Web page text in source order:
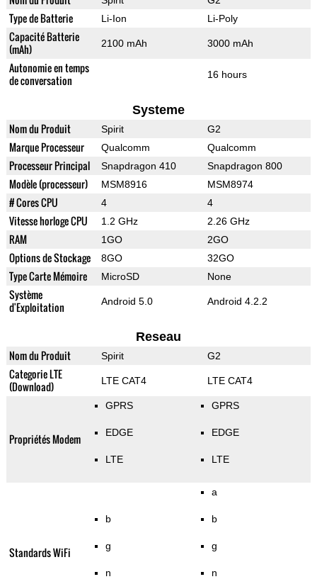
Type de Batterie Li-Ion Li-Poly
Capacité Batterie
(mAh)
2100 mAh 3000 mAh
Autonomie en temps
de conversation
16 hours
Systeme
Nom du Produit Spirit G2
Marque Processeur Qualcomm Qualcomm
Processeur Principal Snapdragon 410 Snapdragon 800
Modèle (processeur) MSM8916 MSM8974
# Cores CPU 4 4
Vitesse horloge CPU 1.2 GHz 2.26 GHz
RAM 1GO 2GO
Options de Stockage 8GO 32GO
Type Carte Mémoire MicroSD None
Système
d'Exploitation
Android 5.0 Android 4.2.2
Reseau
Nom du Produit Spirit G2
Categorie LTE
(Download)
LTE CAT4 LTE CAT4
Propriétés Modem
GPRS
EDGE
LTE
GPRS
EDGE
LTE
Standards WiFi
b
g
n
a
b
g
n